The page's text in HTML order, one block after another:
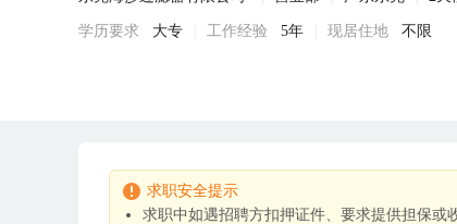
学历要求 大专 工作经验 5年 现居住地 不限
求职安全提示
求职中如遇招聘方扣押证件、要求提供担保或